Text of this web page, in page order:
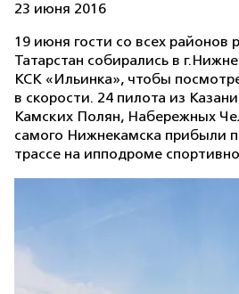
23 июня 2016
19 июня гости со всех районов
Татарстан собирались в
КСК «Ильинка», чтобы
в скорости. 24 пилота из
Камских Полян, Набережных
самого Нижнекамска прибыли
трассе на ипподроме